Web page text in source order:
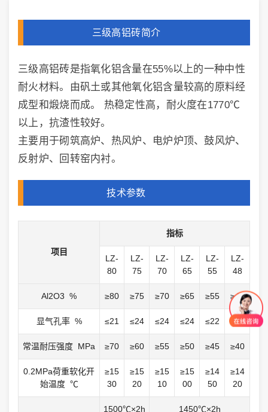
三级高铝砖简介
三级高铝砖是指氧化铝含量在55%以上的一种中性
耐火材料。由矾土或其他氧化铝含量较高的原料经
成型和煅烧而成。 热稳定性高，耐火度在1770℃
以上，抗渣性较好。
主要用于砌筑高炉、热风炉、电炉炉顶、鼓风炉、
反射炉、回转窑内衬。
技术参数
项目
指标
LZ-
80
LZ-
75
LZ-
70
LZ-
65
LZ-
55
LZ-
48
Al2O3 % ≥80 ≥75 ≥70 ≥65 ≥55 ≥48
显气孔率 % ≤21 ≤24 ≤24 ≤24 ≤22 ≤22
常温耐压强度 MPa ≥70 ≥60 ≥55 ≥50 ≥45 ≥40
0.2MPa荷重软化开
始温度 ℃
≥15
30
≥15
20
≥15
10
≥15
00
≥14
50
≥14
20
1500℃×2h 1450℃×2h